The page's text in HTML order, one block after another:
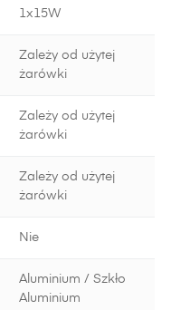
1x15W
Zależy od użytej
żarówki
Zależy od użytej
żarówki
Zależy od użytej
żarówki
Nie
Aluminium / Szkło
Aluminium